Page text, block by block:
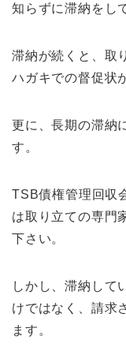
知らずに滞納をし
滞納が続くと、取
ハガキでの督促状
更に、長期の滞納
す。
TSB債権管理回収
は取り立ての専門
下さい。
しかし、滞納して
けではなく、請求
ます。